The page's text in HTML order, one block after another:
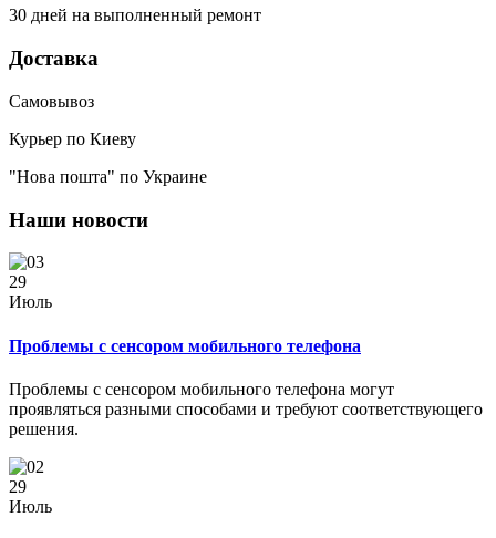
30 дней на выполненный ремонт
Доставка
Самовывоз
Курьер по Киеву
"Нова пошта" по Украине
Наши новости
29
Июль
Проблемы с сенсором мобильного телефона
Проблемы с сенсором мобильного телефона могут
проявляться разными способами и требуют соответствующего
решения.
29
Июль